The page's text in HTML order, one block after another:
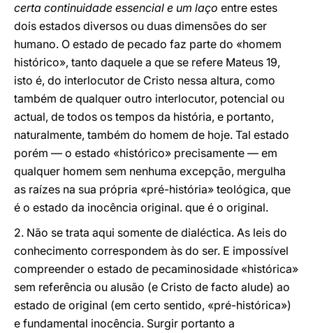
certa continuidade essencial e um laço entre estes
dois estados diversos ou duas dimensões do ser
humano. O estado de pecado faz parte do «homem
histórico», tanto daquele a que se refere Mateus 19,
isto é, do interlocutor de Cristo nessa altura, como
também de qualquer outro interlocutor, potencial ou
actual, de todos os tempos da história, e portanto,
naturalmente, também do homem de hoje. Tal estado
porém — o estado «histórico» precisamente — em
qualquer homem sem nenhuma excepção, mergulha
as raízes na sua própria «pré-história» teológica, que
é o estado da inocência original. que é o original.
2. Não se trata aqui somente de dialéctica. As leis do
conhecimento correspondem às do ser. E impossível
compreender o estado de pecaminosidade «histórica»
sem referência ou alusão (e Cristo de facto alude) ao
estado de original (em certo sentido, «pré-histórica»)
e fundamental inocência. Surgir portanto a